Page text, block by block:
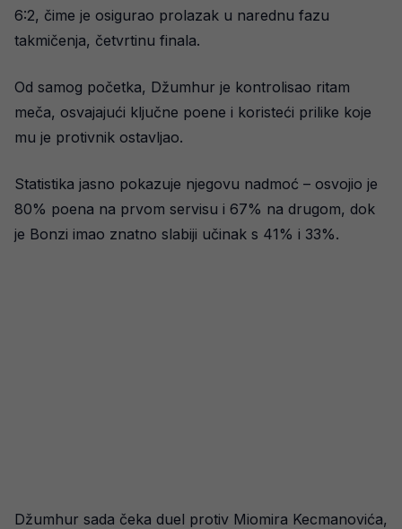
6:2, čime je osigurao prolazak u narednu fazu
takmičenja, četvrtinu finala.
Od samog početka, Džumhur je kontrolisao ritam
meča, osvajajući ključne poene i koristeći prilike koje
mu je protivnik ostavljao.
Statistika jasno pokazuje njegovu nadmoć – osvojio je
80% poena na prvom servisu i 67% na drugom, dok
je Bonzi imao znatno slabiji učinak s 41% i 33%.
Džumhur sada čeka duel protiv Miomira Kecmanovića,